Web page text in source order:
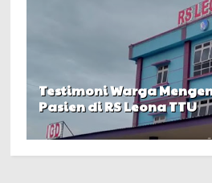
Testimoni Warga
Pasien di RS Leona TTU